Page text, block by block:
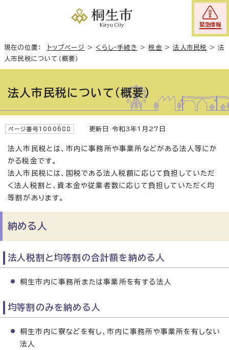
緊急情報
現在の位置： トップページ > くらし・手続き >税金 >法人市民税 >法
人市民税について（概要）
法人市民税について（概要）
ページ番号1000688 更新日 令和3年1月27日
法人市民税とは、市内に事務所や事業所などがある法人等にか
かる税金です。
法人市民税には、国税である法人税額に応じて負担していただ
く法人税割と、資本金や従業者数に応じて負担していただく均
等割があります。
納める人
法人税割と均等割の合計額を納める人
桐生市内に事務所または事業所を有する法人
均等割のみを納める人
桐生市内に寮などを有し、市内に事務所や事業所を有しない
法人